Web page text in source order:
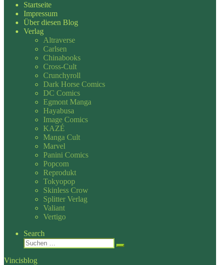
Startseite
Impressum
Über diesen Blog
Verlag
Altraverse
Carlsen
Chinabooks
Cross-Cult
Crunchyroll
Dark Horse Comics
DC Comics
Egmont Manga
Hayabusa
Image Comics
KAZÉ
Manga Cult
Marvel
Panini Comics
Popcom
Reprodukt
Tokyopop
Skinless Crow
Splitter Verlag
Valiant
Vertigo
Search
Suche
Suchen …
Vincisblog